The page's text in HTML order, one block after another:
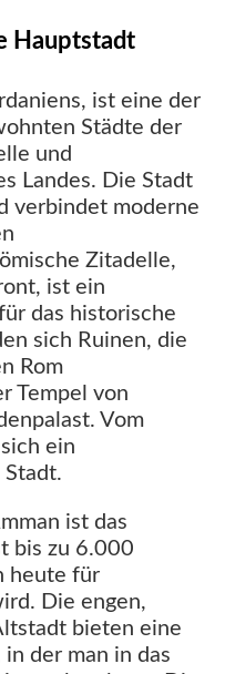
Hauptstadt
ist eine der
Städte der
und
Landes. Die Stadt
verbindet moderne
Zitadelle,
ist ein
das historische
sich Ruinen, die
Rom
Tempel von
Vom
ein
ist das
bis zu 6.000
heute für
Die engen,
bieten eine
der man in das